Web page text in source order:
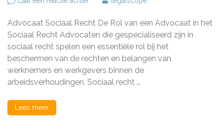
van
een
Advocaat
in
het
Sociaal
Recht:
Belangrijke
Advocaat Sociaal Recht De Rol van een Advocaat in het
Sociaal Recht Advocaten die gespecialiseerd zijn in
sociaal recht spelen een essentiële rol bij het
beschermen van de rechten en belangen van
werknemers en werkgevers binnen de
arbeidsverhoudingen. Sociaal recht …
Lees meer